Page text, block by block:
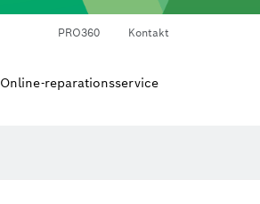
PRO360 Kontakt
Online-reparationsservice